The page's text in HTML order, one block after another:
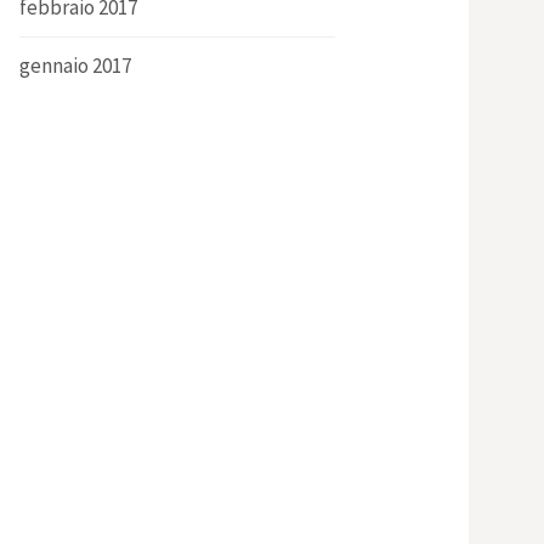
febbraio 2017
gennaio 2017